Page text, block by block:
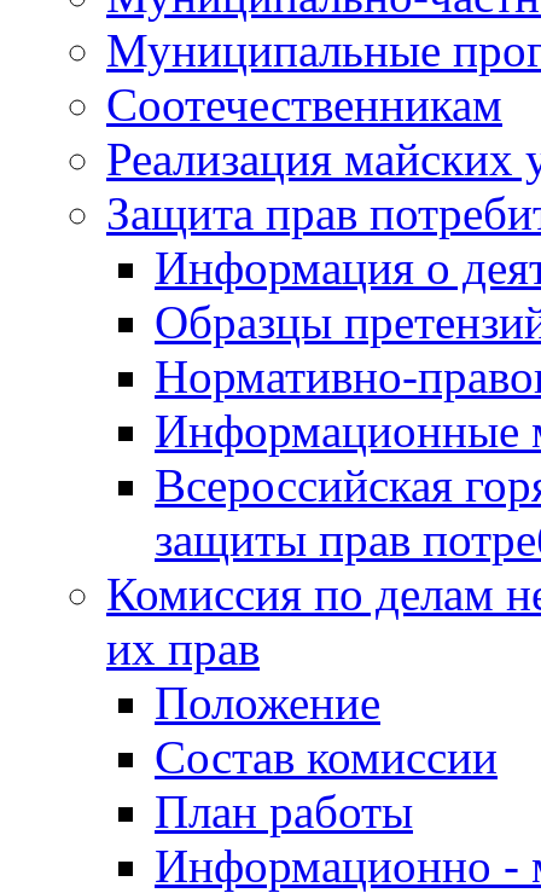
Муниципальные
Соотечественникам
Реализация майских
Защита прав
Информация о
Образцы
Нормативно-
Информационные
Всероссийская
защиты прав
Комиссия по делам
их прав
Положение
Состав комиссии
План работы
Информационно -